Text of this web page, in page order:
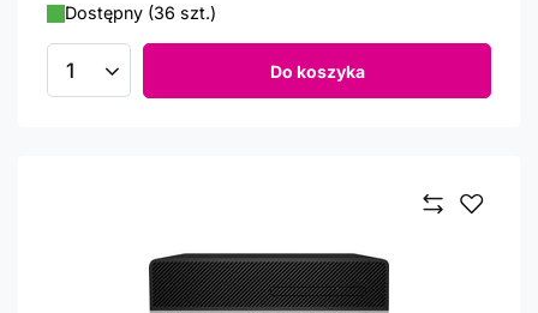
Dostępny (36 szt.)
Ilość produktów Do koszyka